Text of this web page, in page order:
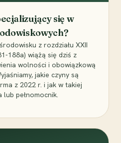
się w
z rozdziału XXII
188a) wiążą się dziś z
wolności i obowiązkową
jakie czyny są
z 2022 r. i jak w takiej
pełnomocnik.